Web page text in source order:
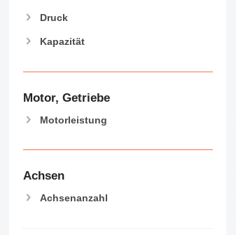
Druck
Kapazität
Motor, Getriebe
Motorleistung
Achsen
Achsenanzahl